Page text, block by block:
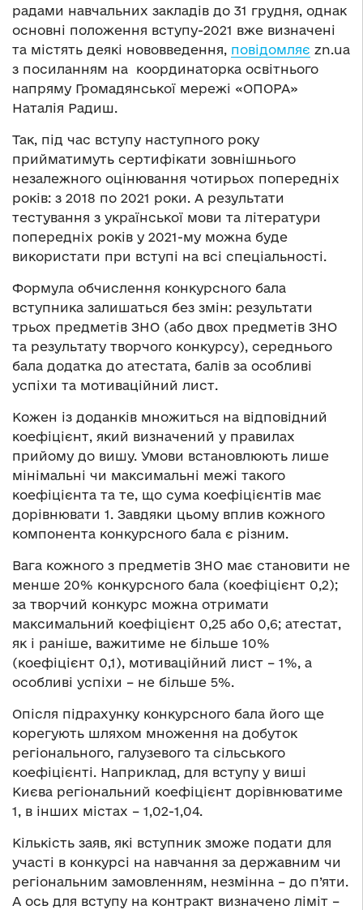
радами навчальних закладів до 31 грудня, однак
основні положення вступу-2021 вже визначені
та містять деякі нововведення, повідомляє zn.ua
з посиланням на координаторка освітнього
напряму Громадянської мережі «ОПОРА»
Наталія Радиш.
Так, під час вступу наступного року
прийматимуть сертифікати зовнішнього
незалежного оцінювання чотирьох попередніх
років: з 2018 по 2021 роки. А результати
тестування з української мови та літератури
попередніх років у 2021-му можна буде
використати при вступі на всі спеціальності.
Формула обчислення конкурсного бала
вступника залишаться без змін: результати
трьох предметів ЗНО (або двох предметів ЗНО
та результату творчого конкурсу), середнього
бала додатка до атестата, балів за особливі
успіхи та мотиваційний лист.
Кожен із доданків множиться на відповідний
коефіцієнт, який визначений у правилах
прийому до вишу. Умови встановлюють лише
мінімальні чи максимальні межі такого
коефіцієнта та те, що сума коефіцієнтів має
дорівнювати 1. Завдяки цьому вплив кожного
компонента конкурсного бала є різним.
Вага кожного з предметів ЗНО має становити не
менше 20% конкурсного бала (коефіцієнт 0,2);
за творчий конкурс можна отримати
максимальний коефіцієнт 0,25 або 0,6; атестат,
як і раніше, важитиме не більше 10%
(коефіцієнт 0,1), мотиваційний лист – 1%, а
особливі успіхи – не більше 5%.
Опісля підрахунку конкурсного бала його ще
корегують шляхом множення на добуток
регіонального, галузевого та сільського
коефіцієнті. Наприклад, для вступу у виші
Києва регіональний коефіцієнт дорівнюватиме
1, в інших містах – 1,02-1,04.
Кількість заяв, які вступник зможе подати для
участі в конкурсі на навчання за державним чи
регіональним замовленням, незмінна – до п’яти.
А ось для вступу на контракт визначено ліміт –